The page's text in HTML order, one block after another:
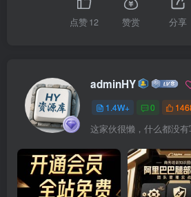
点赞12 赞赏 分享
adminHY
1.4W+ 0
这家伙很懒，什么都没